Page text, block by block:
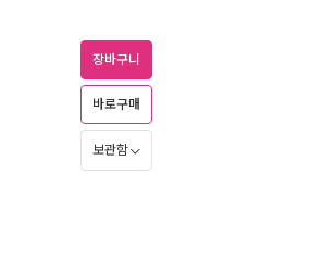
장바구니
바로구매
보관함